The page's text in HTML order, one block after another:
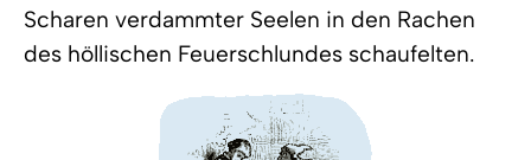
Scharen verdammter Seelen in den Rachen
des höllischen Feuerschlundes schaufelten.